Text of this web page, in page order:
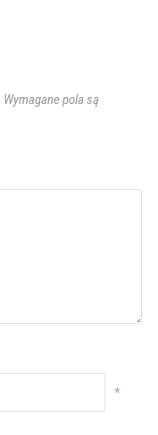
Wymagane pola są
*